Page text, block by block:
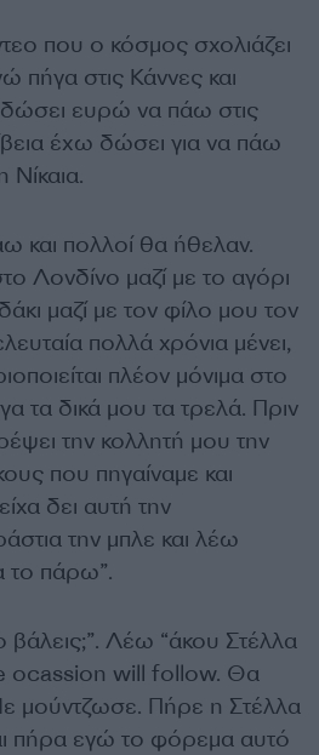
που ο κόσμος σχολιάζει
πήγα στις Κάννες και
ευρώ να πάω στις
έχω δώσει για να πάω
και πολλοί θα ήθελαν.
Λονδίνο μαζί με το αγόρι
μαζί με τον φίλο μου τον
πολλά χρόνια μένει,
πλέον μόνιμα στο
τα δικά μου τα τρελά. Πριν
την κολλητή μου την
που πηγαίναμε και
δει αυτή την
την μπλε και λέω
το πάρω”.
Λέω “άκου Στέλλα
ocassion will follow. Θα
μούντζωσε. Πήρε η Στέλλα
πήρα εγώ το φόρεμα αυτό